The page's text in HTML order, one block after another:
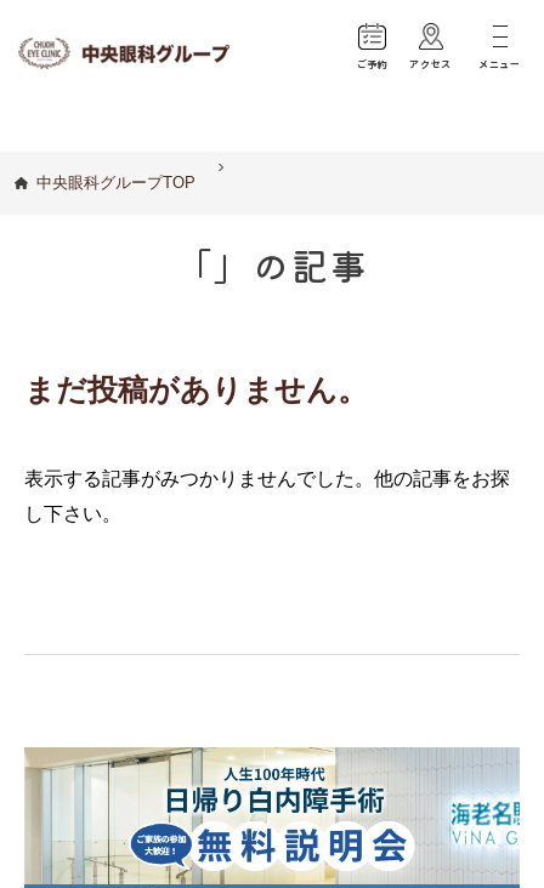
ご予約 アクセス メニュー
中央眼科グループTOP
「」の記事
まだ投稿がありません。
表示する記事がみつかりませんでした。他の記事をお探
し下さい。